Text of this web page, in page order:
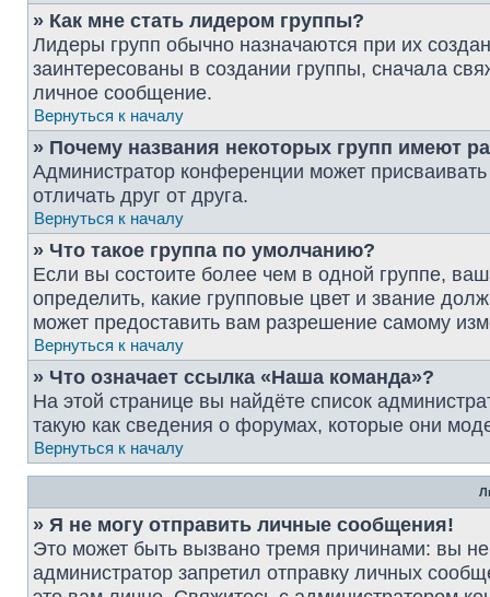
» Как мне стать лидером группы?
Лидеры групп обычно назначаются при их
заинтересованы в создании группы, сначала
личное сообщение.
Вернуться к началу
» Почему названия некоторых групп имеют
Администратор конференции может
отличать друг от друга.
Вернуться к началу
» Что такое группа по умолчанию?
Если вы состоите более чем в одной группе,
определить, какие групповые цвет и звание
может предоставить вам разрешение самому
Вернуться к началу
» Что означает ссылка «Наша команда»?
На этой странице вы найдёте список
такую как сведения о форумах, которые они
Вернуться к началу
» Я не могу отправить личные сообщения!
Это может быть вызвано тремя причинами: вы
администратор запретил отправку личных